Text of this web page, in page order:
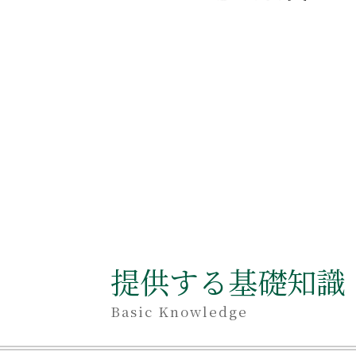
提供する基礎知識
Basic Knowledge